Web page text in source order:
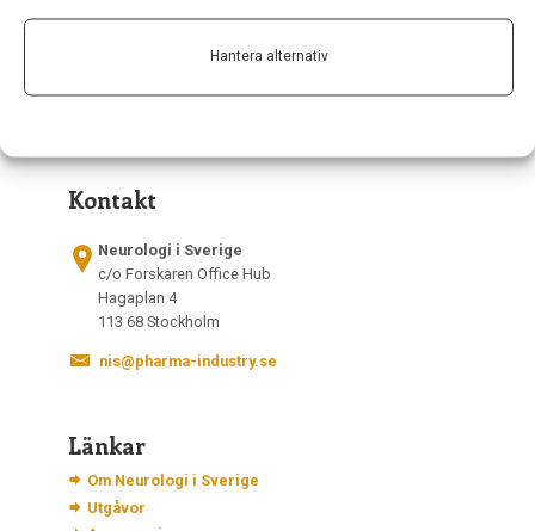
Hantera alternativ
Kontakt
Neurologi i Sverige
c/o Forskaren Office Hub
Hagaplan 4
113 68 Stockholm
nis@pharma-industry.se
Länkar
Om Neurologi i Sverige
Utgåvor